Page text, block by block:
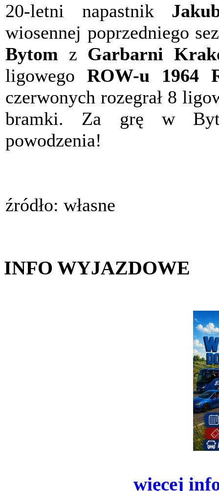
20-letni napastnik
wiosennej poprzedniego
Bytom z Garbarni
ligowego ROW-u 1964
czerwonych rozegrał 8
bramki. Za grę w
powodzenia!
źródło: własne
INFO WYJAZDOWE
więcej